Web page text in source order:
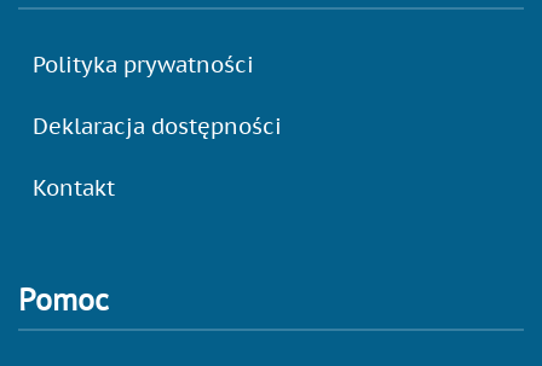
Polityka prywatności
Deklaracja dostępności
Kontakt
Pomoc